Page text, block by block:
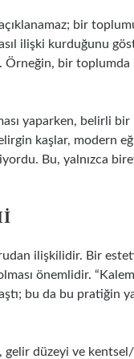
bir
ilişki kurduğunu
Örneğin, bir
yaparken, belirli
kaşlar, modern
Bu, yalnızca
ilişkilidir. Bir
önemlidir.
bu da bu pratiğin
düzeyi ve kentsel/